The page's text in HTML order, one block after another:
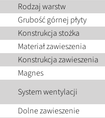
Rodzaj warstw
Grubość górnej płyty
Konstrukcja stożka
Materiał zawieszenia
Konstrukcja zawieszenia
Magnes
System wentylacji
Dolne zawieszenie